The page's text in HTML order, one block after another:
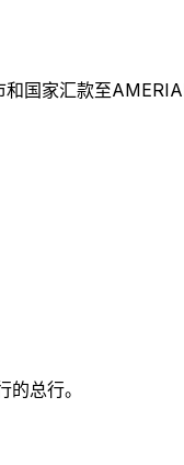
国家汇款至
总行。